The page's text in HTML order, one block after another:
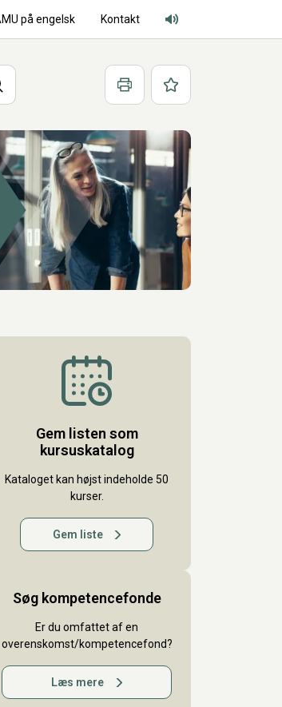
på engelsk Kontakt
Adgang for alle lyd
Print Favoritter
Gem listen som
kursuskatalog
Kataloget kan højst indeholde 50
kurser.
Gem liste
Søg kompetencefonde
Er du omfattet af en
overenskomst/kompetencefond?
Læs mere